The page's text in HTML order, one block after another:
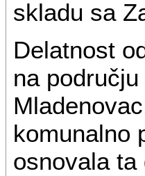
skladu sa
Delatnost
na
komunalno
osnovala